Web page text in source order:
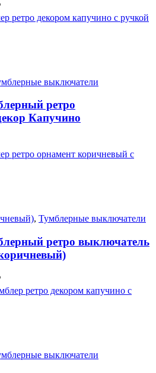
выключатели
ретро
Капучино
, Тумблерные выключатели
ретро выключатель
выключатели